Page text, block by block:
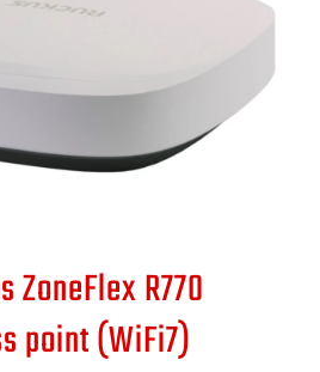
ZoneFlex R770
point (WiFi7)